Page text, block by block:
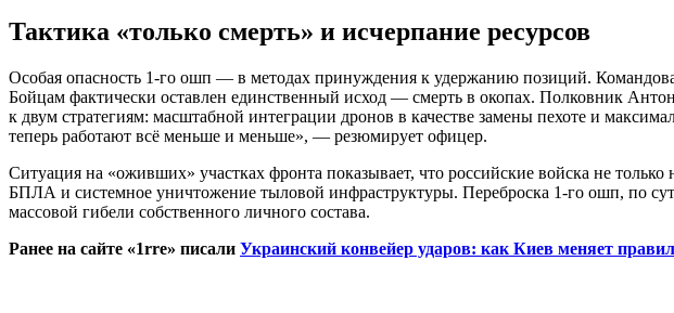
Тактика «только смерть» и исчерпание ресурсов
Особая опасность 1-го ошп — в методах принуждения к удержанию позиций.
Бойцам фактически оставлен единственный исход — смерть в окопах. Полковник
к двум стратегиям: масштабной интеграции дронов в качестве замены пехоте и
теперь работают всё меньше и меньше», — резюмирует офицер.
Ситуация на «оживших» участках фронта показывает, что российские войска не
БПЛА и системное уничтожение тыловой инфраструктуры. Переброска 1-го ошп, по
массовой гибели собственного личного состава.
Ранее на сайте «1rre» писали Украинский конвейер ударов: как Киев меняет